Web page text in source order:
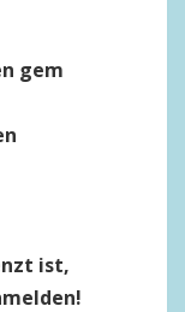
gem
ist,